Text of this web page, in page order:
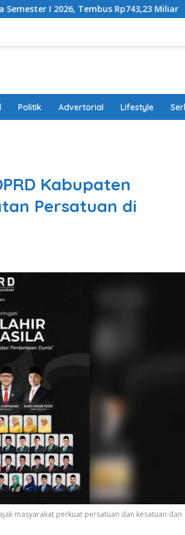
Rp743,23 Miliar Perda
Politik Advertorial Lifestyle
Kabupaten
Persatuan di
masyarakat perkuat persatuan dan kesatuan dan